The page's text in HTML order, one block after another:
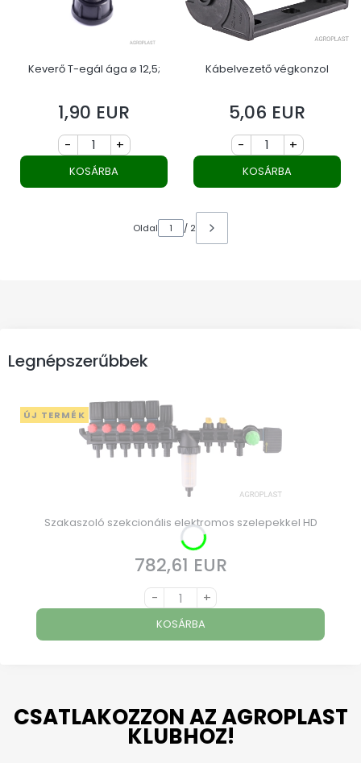
Keverő T-egál ága ø 12,5;
Ár
1,90 EUR
- +
KOSÁRBA
Kábelvezető végkonzol
Ár
5,06 EUR
- +
KOSÁRBA
Oldal / 2
Legnépszerűbbek
ÚJ TERMÉK
Szakaszoló szekcionális elektromos szelepekkel HD
Ár
782,61 EUR
- +
KOSÁRBA
CSATLAKOZZON AZ AGROPLAST
KLUBHOZ!